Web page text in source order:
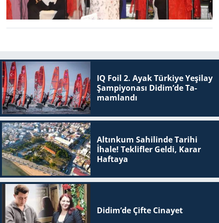
IQ Foil 2. Ayak Tür­ki­ye Ye­şi­lay
Şam­pi­yo­na­sı Didim’de Ta­
mam­lan­dı
Altınkum Sahilinde Tarihi
İhale! Teklifler Geldi, Karar
Haftaya
Didim’de Çifte Ci­na­yet